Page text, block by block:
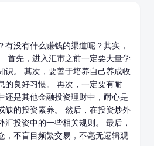
有没有什么赚钱的渠道呢？其实，
首先，进入汇市之前一定要大量学
识。 其次，要善于培养自己养成收
的良好习惯。 再次，一定要有耐
还是其他金融投资理财中，耐心是
缺的投资素养。 然后，在投资炒外
汇投资中的一些相关规则。 最后，
，不盲目频繁交易，不毫无逻辑观